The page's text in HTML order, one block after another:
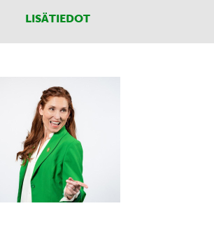
LISÄTIEDOT